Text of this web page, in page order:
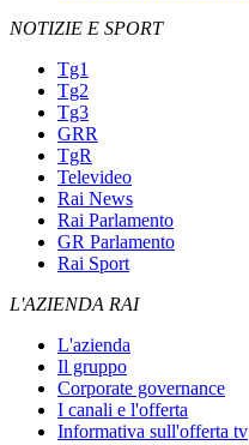
NOTIZIE E SPORT
Tg1
Tg2
Tg3
GRR
TgR
Televideo
Rai News
Rai Parlamento
GR Parlamento
Rai Sport
L'AZIENDA RAI
L'azienda
Il gruppo
Corporate governance
I canali e l'offerta
Informativa sull'offerta tv